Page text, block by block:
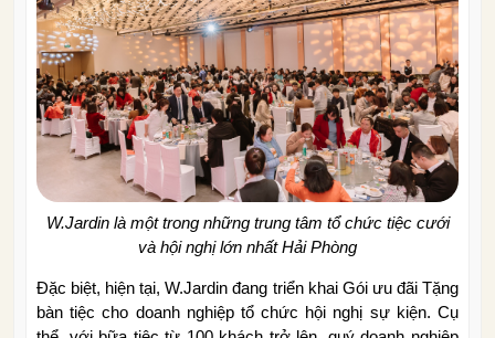
W.Jardin là một trong những trung tâm tổ chức tiệc cưới
và hội nghị lớn nhất Hải Phòng
Đặc biệt, hiện tại, W.Jardin đang triển khai Gói ưu đãi Tặng
bàn tiệc cho doanh nghiệp tổ chức hội nghị sự kiện. Cụ